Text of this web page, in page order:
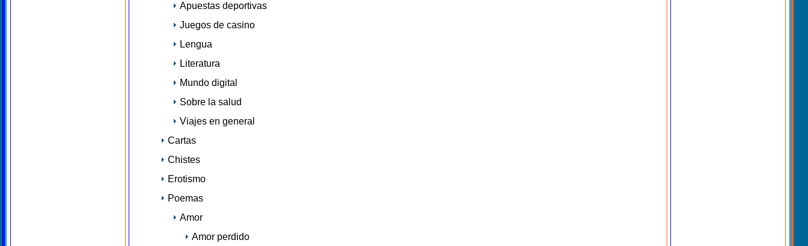
Apuestas deportivas
Juegos de casino
Lengua
Literatura
Mundo digital
Sobre la salud
Viajes en general
Cartas
Chistes
Erotismo
Poemas
Amor
Amor perdido